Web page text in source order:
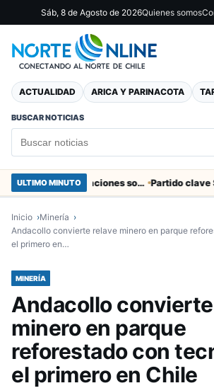
Sáb, 8 de Agosto de 2026Quienes somos
ACTUALIDAD ARICA Y PARINACOTA
BUSCAR NOTICIAS
ULTIMO MINUTO Entregaron fibra óptica gratuita a organizaciones sociales de Arica
Inicio
Minería
Andacollo convierte relave minero en parque
el primero en…
MINERÍA
Andacollo
minero en parque
reforestado con
el primero en Chile